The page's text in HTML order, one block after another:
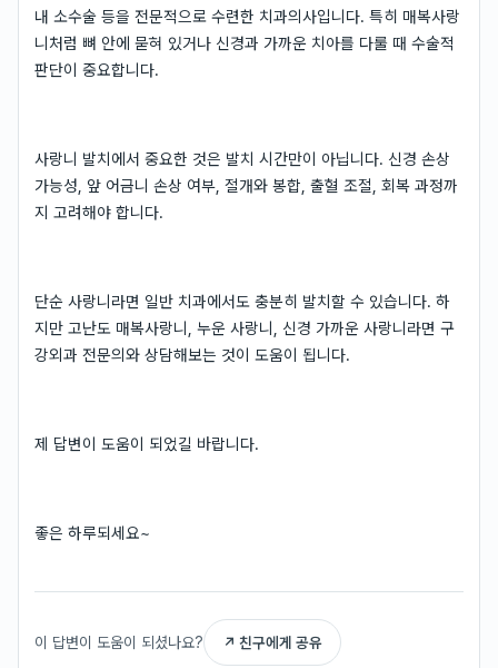
내 소수술 등을 전문적으로 수련한 치과의사입니다. 특히 매복사랑
니처럼 뼈 안에 묻혀 있거나 신경과 가까운 치아를 다룰 때 수술적
판단이 중요합니다.
사랑니 발치에서 중요한 것은 발치 시간만이 아닙니다. 신경 손상
가능성, 앞 어금니 손상 여부, 절개와 봉합, 출혈 조절, 회복 과정까
지 고려해야 합니다.
단순 사랑니라면 일반 치과에서도 충분히 발치할 수 있습니다. 하
지만 고난도 매복사랑니, 누운 사랑니, 신경 가까운 사랑니라면 구
강외과 전문의와 상담해보는 것이 도움이 됩니다.
제 답변이 도움이 되었길 바랍니다.
좋은 하루되세요~
이 답변이 도움이 되셨나요? ↗ 친구에게 공유